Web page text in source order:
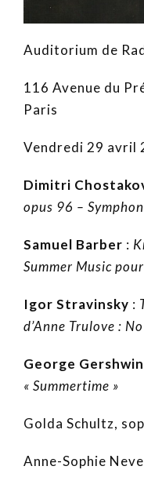
Auditorium de
116 Avenue du
Paris
Vendredi 29 avril
Dimitri
opus 96 –
Samuel Barber :
Summer Music
Igor Stravinsky :
d’Anne Trulove :
George Gershwin
« Summertime »
Golda Schultz,
Anne-Sophie